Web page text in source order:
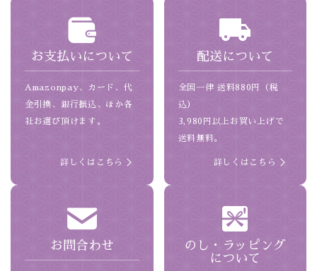
お支払いについて
Amazonpay、カード、代
金引換、銀行振込、ほか各
社お選び頂けます。
詳しくはこちら
配送について
全国一律 送料880円（税
込）
3,980円以上お買い上げで
送料無料。
詳しくはこちら
お問合わせ
のし・ラッピング
について